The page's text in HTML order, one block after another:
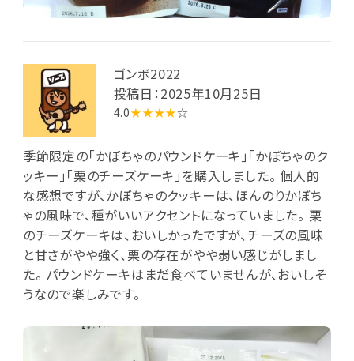
ゴンボ2022
投稿日：2025年10月25日
4.0★★★★☆
季節限定の｢かぼちゃのパウンドケーキ｣｢かぼちゃのク
ッキー｣｢栗のチーズケーキ｣を購入しました。 個人的
な感想ですが、かぼちゃのクッキーは、ほんのりかぼち
ゃの風味で、種がいいアクセントになっていました。 栗
のチーズケーキは、おいしかったですが、チーズの風味
と甘さがやや強く、栗の存在がやや弱い感じがしまし
た。 パウンドケーキはまだ食べていませんが、おいしそ
うなので楽しみです。